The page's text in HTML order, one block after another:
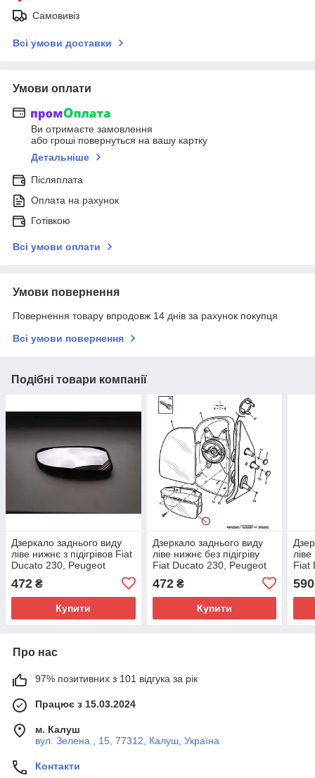
Самовивіз
Всі умови доставки
Умови оплати
Ви отримаєте замовлення
або гроші повернуться на вашу картку
Детальніше
Післяплата
Оплата на рахунок
Готівкою
Всі умови оплати
Умови повернення
Повернення товару впродовж 14 днів за рахунок покупця
Всі умови повернення
Подібні товари компанії
Дзеркало заднього виду
ліве нижнє з підігрівов Fiat
Ducato 230, Peugeot
(1998-2002), Autotechteile,
472 ₴
Купити
Дзеркало заднього виду
ліве нижнє без підігріву
Fiat Ducato 230, Peugeot
(1998-2002)
472₴
Купити
ліве
Fiat
590
Про нас
97% позитивних з 101 відгука за рік
Працює з 15.03.2024
м. Калуш
вул. Зелена , 15, 77312, Калуш, Україна
Контакти